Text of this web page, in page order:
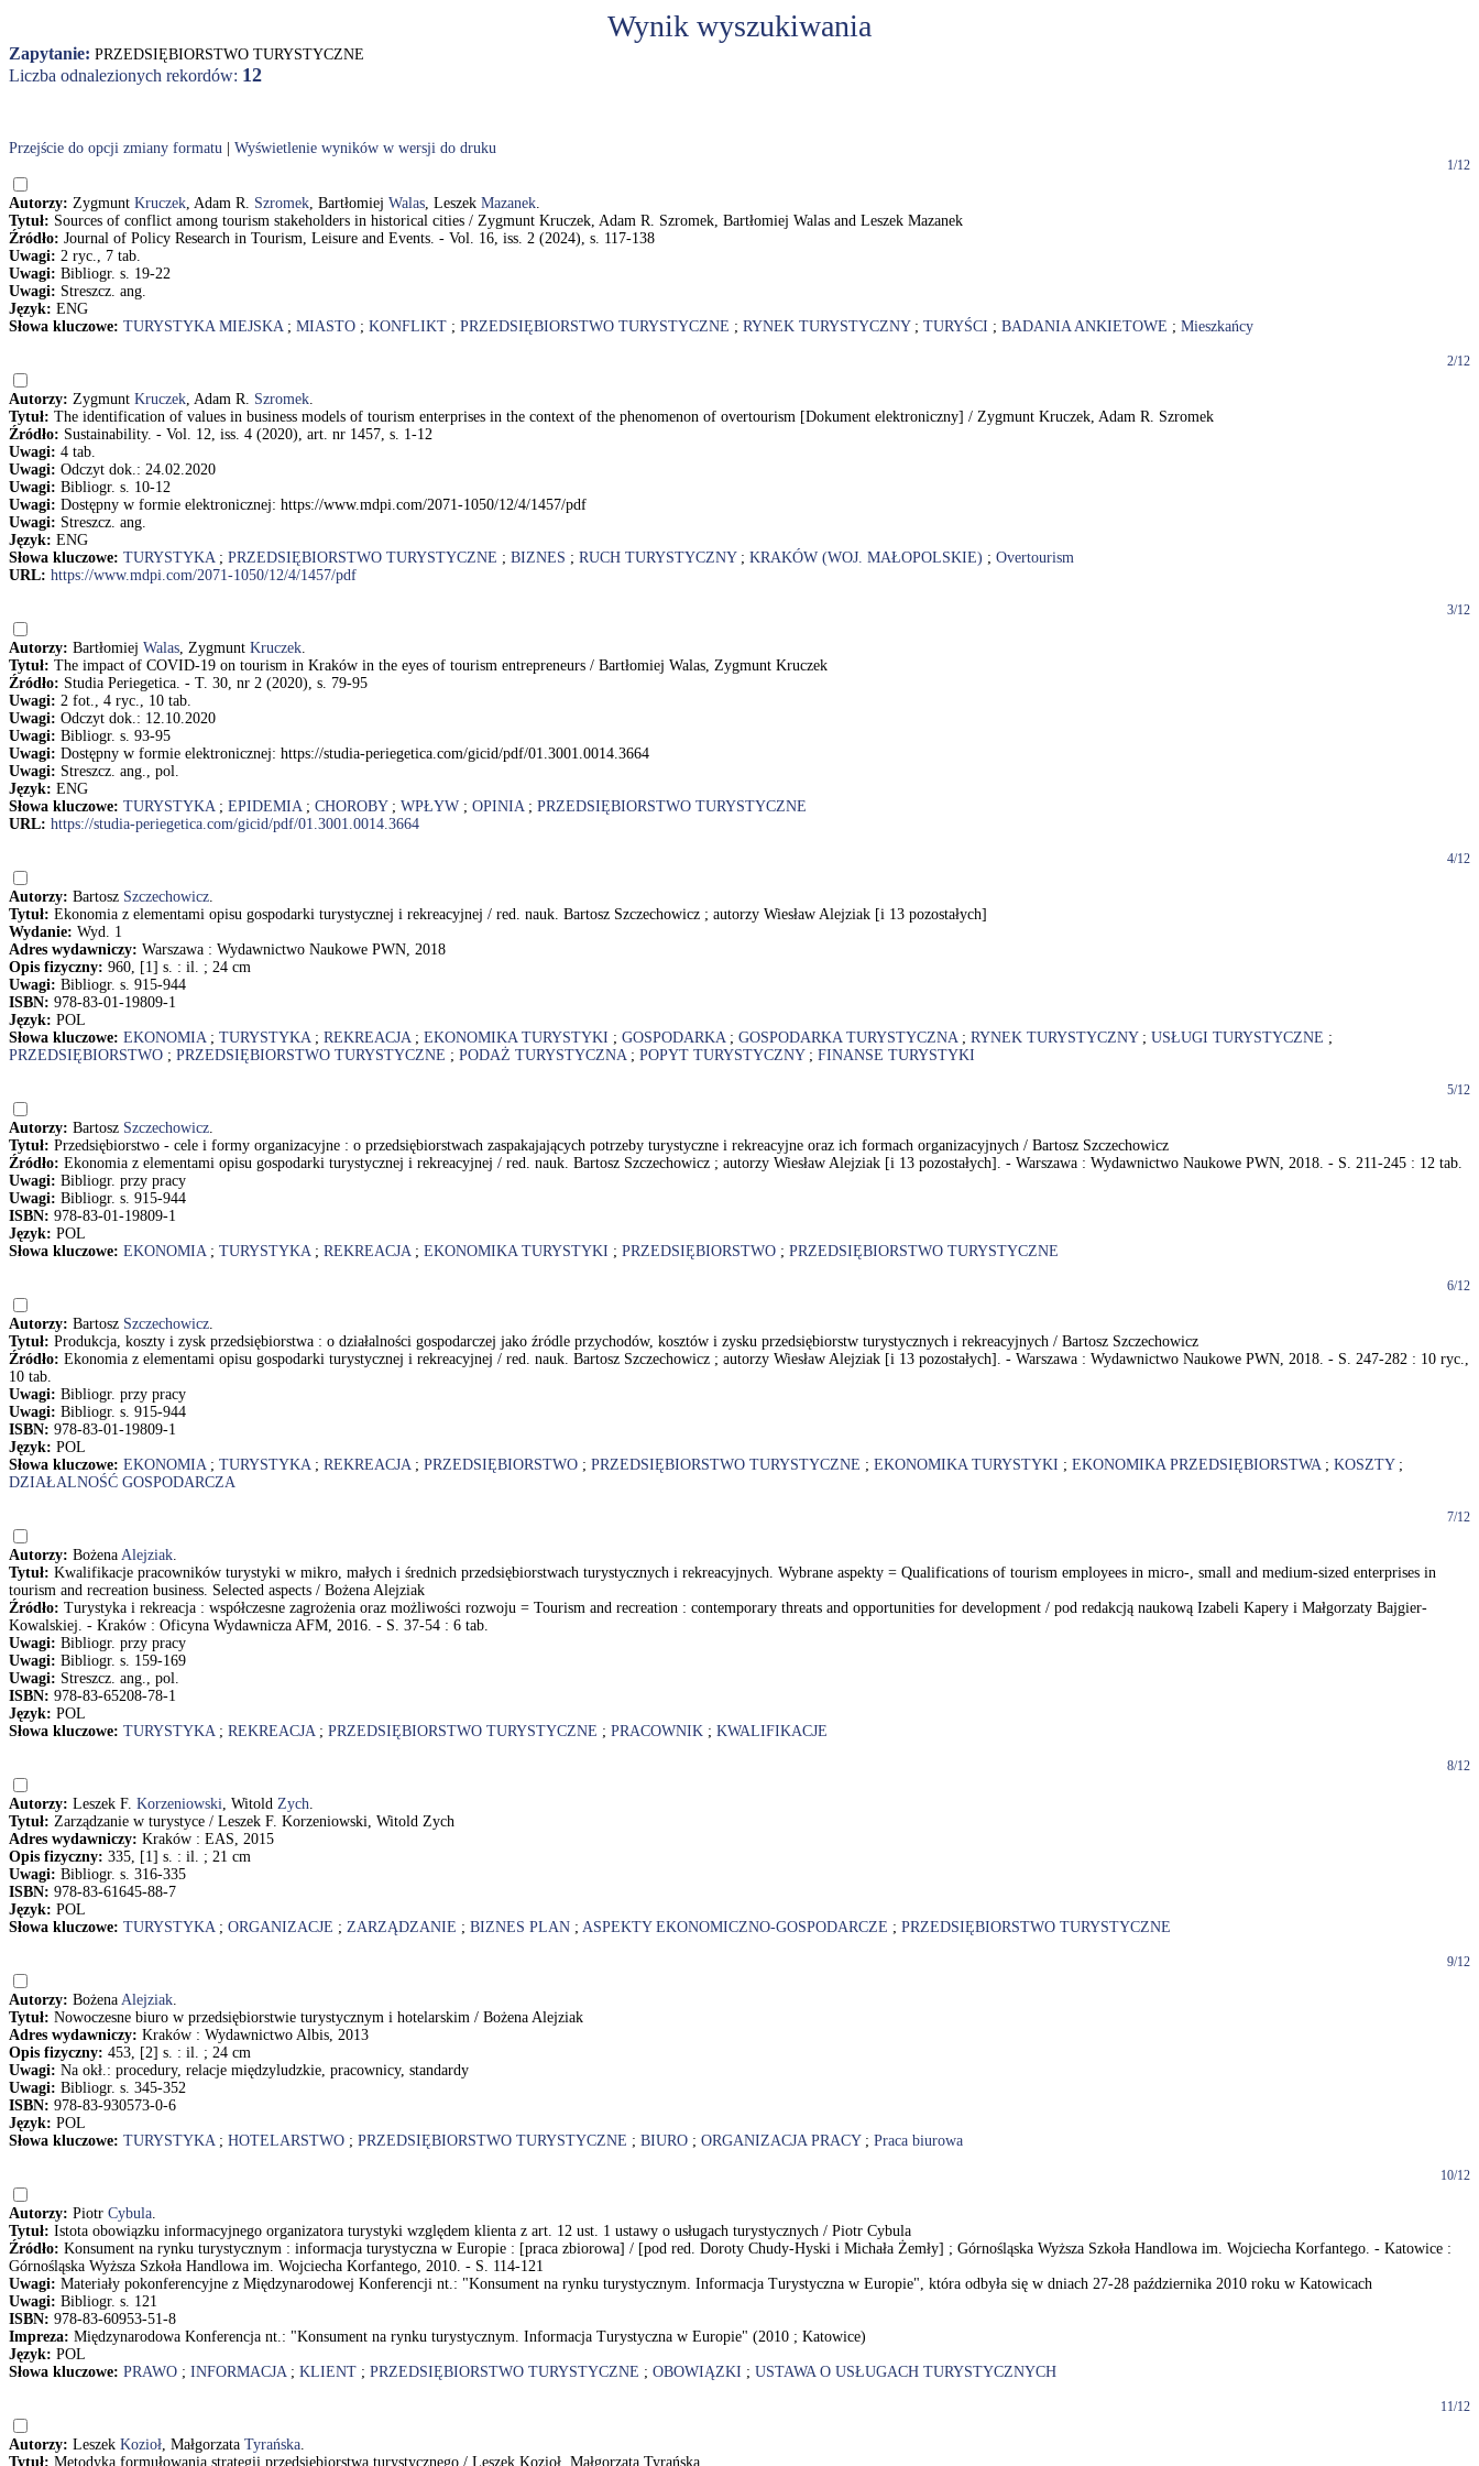
Wynik wyszukiwania
Zapytanie: PRZEDSIĘBIORSTWO TURYSTYCZNE
Liczba odnalezionych rekordów: 12
Przejście do opcji zmiany formatu Wyświetlenie wyników w wersji do druku
1/12
Autorzy: Zygmunt Kruczek, Adam R. Szromek, Bartłomiej Walas, Leszek Mazanek.
Tytuł: Sources of conflict among tourism stakeholders in historical cities / Zygmunt Kruczek, Adam R. Szromek, Bartłomiej Walas and Leszek Mazanek
Źródło: Journal of Policy Research in Tourism, Leisure and Events. - Vol. 16, iss. 2 (2024), s. 117-138
Uwagi: 2 ryc., 7 tab.
Uwagi: Bibliogr. s. 19-22
Uwagi: Streszcz. ang.
Język: ENG
Słowa kluczowe: TURYSTYKA MIEJSKA; MIASTO ; KONFLIKT ; PRZEDSIĘBIORSTWO TURYSTYCZNE ; RYNEK TURYSTYCZNY; TURYŚCI ; BADANIA ANKIETOWE ; Mieszkańcy
2/12
Autorzy: Zygmunt Kruczek, Adam R. Szromek.
Tytuł: The identification of values in business models of tourism enterprises in the context of the phenomenon of overtourism [Dokument elektroniczny] / Zygmunt Kruczek, Adam R. Szromek
Źródło: Sustainability. - Vol. 12, iss. 4 (2020), art. nr 1457, s. 1-12
Uwagi: 4 tab.
Uwagi: Odczyt dok.: 24.02.2020
Uwagi: Bibliogr. s. 10-12
Uwagi: Dostępny w formie elektronicznej: https://www.mdpi.com/2071-1050/12/4/1457/pdf
Uwagi: Streszcz. ang.
Język: ENG
Słowa kluczowe: TURYSTYKA; PRZEDSIĘBIORSTWO TURYSTYCZNE ; BIZNES ; RUCH TURYSTYCZNY; KRAKÓW (WOJ. MAŁOPOLSKIE) ; Overtourism
URL: https://www.mdpi.com/2071-1050/12/4/1457/pdf
3/12
Autorzy: Bartłomiej Walas, Zygmunt Kruczek.
Tytuł: The impact of COVID-19 on tourism in Kraków in the eyes of tourism entrepreneurs / Bartłomiej Walas, Zygmunt Kruczek
Źródło: Studia Periegetica. - T. 30, nr 2 (2020), s. 79-95
Uwagi: 2 fot., 4 ryc., 10 tab.
Uwagi: Odczyt dok.: 12.10.2020
Uwagi: Bibliogr. s. 93-95
Uwagi: Dostępny w formie elektronicznej: https://studia-periegetica.com/gicid/pdf/01.3001.0014.3664
Uwagi: Streszcz. ang., pol.
Język: ENG
Słowa kluczowe: TURYSTYKA; EPIDEMIA; CHOROBY; WPŁYW ; OPINIA; PRZEDSIĘBIORSTWO TURYSTYCZNE
URL: https://studia-periegetica.com/gicid/pdf/01.3001.0014.3664
4/12
Autorzy: Bartosz Szczechowicz.
Tytuł: Ekonomia z elementami opisu gospodarki turystycznej i rekreacyjnej / red. nauk. Bartosz Szczechowicz ; autorzy Wiesław Alejziak [i 13 pozostałych]
Wydanie: Wyd. 1
Adres wydawniczy: Warszawa : Wydawnictwo Naukowe PWN, 2018
Opis fizyczny: 960, [1] s. : il. ; 24 cm
Uwagi: Bibliogr. s. 915-944
ISBN: 978-83-01-19809-1
Język: POL
Słowa kluczowe: EKONOMIA; TURYSTYKA; REKREACJA; EKONOMIKA TURYSTYKI ; GOSPODARKA; GOSPODARKA TURYSTYCZNA; RYNEK TURYSTYCZNY; USŁUGI TURYSTYCZNE ;
PRZEDSIĘBIORSTWO ; PRZEDSIĘBIORSTWO TURYSTYCZNE ; PODAŻ TURYSTYCZNA; POPYT TURYSTYCZNY; FINANSE TURYSTYKI
5/12
Autorzy: Bartosz Szczechowicz.
Tytuł: Przedsiębiorstwo - cele i formy organizacyjne : o przedsiębiorstwach zaspakajających potrzeby turystyczne i rekreacyjne oraz ich formach organizacyjnych / Bartosz Szczechowicz
Źródło: Ekonomia z elementami opisu gospodarki turystycznej i rekreacyjnej / red. nauk. Bartosz Szczechowicz ; autorzy Wiesław Alejziak [i 13 pozostałych]. - Warszawa : Wydawnictwo Naukowe PWN, 2018. - S. 211-245 : 12 tab.
Uwagi: Bibliogr. przy pracy
Uwagi: Bibliogr. s. 915-944
ISBN: 978-83-01-19809-1
Język: POL
Słowa kluczowe: EKONOMIA; TURYSTYKA; REKREACJA; EKONOMIKA TURYSTYKI ; PRZEDSIĘBIORSTWO ; PRZEDSIĘBIORSTWO TURYSTYCZNE
6/12
Autorzy: Bartosz Szczechowicz.
Tytuł: Produkcja, koszty i zysk przedsiębiorstwa : o działalności gospodarczej jako źródle przychodów, kosztów i zysku przedsiębiorstw turystycznych i rekreacyjnych / Bartosz Szczechowicz
Źródło: Ekonomia z elementami opisu gospodarki turystycznej i rekreacyjnej / red. nauk. Bartosz Szczechowicz ; autorzy Wiesław Alejziak [i 13 pozostałych]. - Warszawa : Wydawnictwo Naukowe PWN, 2018. - S. 247-282 : 10 ryc.,
10 tab.
Uwagi: Bibliogr. przy pracy
Uwagi: Bibliogr. s. 915-944
ISBN: 978-83-01-19809-1
Język: POL
Słowa kluczowe: EKONOMIA; TURYSTYKA; REKREACJA; PRZEDSIĘBIORSTWO ; PRZEDSIĘBIORSTWO TURYSTYCZNE ; EKONOMIKA TURYSTYKI ; EKONOMIKA PRZEDSIĘBIORSTWA; KOSZTY;
DZIAŁALNOŚĆ GOSPODARCZA
7/12
Autorzy: Bożena Alejziak.
Tytuł: Kwalifikacje pracowników turystyki w mikro, małych i średnich przedsiębiorstwach turystycznych i rekreacyjnych. Wybrane aspekty = Qualifications of tourism employees in micro-, small and medium-sized enterprises in
tourism and recreation business. Selected aspects / Bożena Alejziak
Źródło: Turystyka i rekreacja : współczesne zagrożenia oraz możliwości rozwoju = Tourism and recreation : contemporary threats and opportunities for development / pod redakcją naukową Izabeli Kapery i Małgorzaty Bajgier-
Kowalskiej. - Kraków : Oficyna Wydawnicza AFM, 2016. - S. 37-54 : 6 tab.
Uwagi: Bibliogr. przy pracy
Uwagi: Bibliogr. s. 159-169
Uwagi: Streszcz. ang., pol.
ISBN: 978-83-65208-78-1
Język: POL
Słowa kluczowe: TURYSTYKA; REKREACJA; PRZEDSIĘBIORSTWO TURYSTYCZNE ; PRACOWNIK ; KWALIFIKACJE
8/12
Autorzy: Leszek F. Korzeniowski, Witold Zych.
Tytuł: Zarządzanie w turystyce / Leszek F. Korzeniowski, Witold Zych
Adres wydawniczy: Kraków : EAS, 2015
Opis fizyczny: 335, [1] s. : il. ; 21 cm
Uwagi: Bibliogr. s. 316-335
ISBN: 978-83-61645-88-7
Język: POL
Słowa kluczowe: TURYSTYKA; ORGANIZACJE ; ZARZĄDZANIE ; BIZNES PLAN ; ASPEKTY EKONOMICZNO-GOSPODARCZE ; PRZEDSIĘBIORSTWO TURYSTYCZNE
9/12
Autorzy: Bożena Alejziak.
Tytuł: Nowoczesne biuro w przedsiębiorstwie turystycznym i hotelarskim / Bożena Alejziak
Adres wydawniczy: Kraków : Wydawnictwo Albis, 2013
Opis fizyczny: 453, [2] s. : il. ; 24 cm
Uwagi: Na okł.: procedury, relacje międzyludzkie, pracownicy, standardy
Uwagi: Bibliogr. s. 345-352
ISBN: 978-83-930573-0-6
Język: POL
Słowa kluczowe: TURYSTYKA; HOTELARSTWO ; PRZEDSIĘBIORSTWO TURYSTYCZNE ; BIURO ; ORGANIZACJA PRACY; Praca biurowa
10/12
Autorzy: Piotr Cybula.
Tytuł: Istota obowiązku informacyjnego organizatora turystyki względem klienta z art. 12 ust. 1 ustawy o usługach turystycznych / Piotr Cybula
Źródło: Konsument na rynku turystycznym : informacja turystyczna w Europie : [praca zbiorowa] / [pod red. Doroty Chudy-Hyski i Michała Żemły] ; Górnośląska Wyższa Szkoła Handlowa im. Wojciecha Korfantego. - Katowice :
Górnośląska Wyższa Szkoła Handlowa im. Wojciecha Korfantego, 2010. - S. 114-121
Uwagi: Materiały pokonferencyjne z Międzynarodowej Konferencji nt.: "Konsument na rynku turystycznym. Informacja Turystyczna w Europie", która odbyła się w dniach 27-28 października 2010 roku w Katowicach
Uwagi: Bibliogr. s. 121
ISBN: 978-83-60953-51-8
Impreza: Międzynarodowa Konferencja nt.: "Konsument na rynku turystycznym. Informacja Turystyczna w Europie" (2010 ; Katowice)
Język: POL
Słowa kluczowe: PRAWO ; INFORMACJA; KLIENT ; PRZEDSIĘBIORSTWO TURYSTYCZNE ; OBOWIĄZKI ; USTAWA O USŁUGACH TURYSTYCZNYCH
11/12
Autorzy: Leszek Kozioł, Małgorzata Tyrańska.
Tytuł: Metodyka formułowania strategii przedsiębiorstwa turystycznego / Leszek Kozioł, Małgorzata Tyrańska